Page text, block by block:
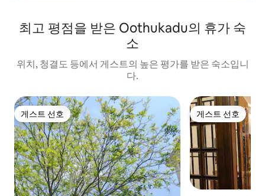
최고 평점을 받은 Oothukadu의 휴가 숙
소
위치, 청결도 등에서 게스트의 높은 평가를 받은 숙소입니
다.
게스트 선호
게스트 선호 게스트 선호
게스트 선호